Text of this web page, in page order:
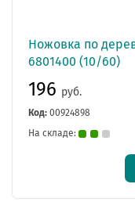
Ножовка по
6801400 (10/60)
196 руб.
Код: 00924898
На складе: